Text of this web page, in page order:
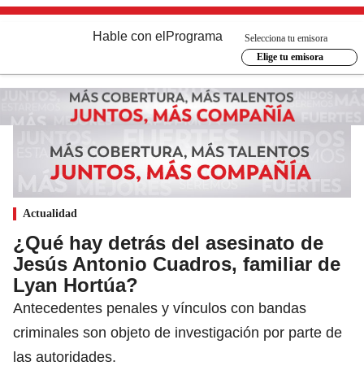
Hable con el Programa
Selecciona tu emisora
Elige tu emisora
Actualidad
¿Qué hay detrás del asesinato de
Jesús Antonio Cuadros, familiar de
Lyan Hortúa?
Antecedentes penales y vínculos con bandas
criminales son objeto de investigación por parte de
las autoridades.